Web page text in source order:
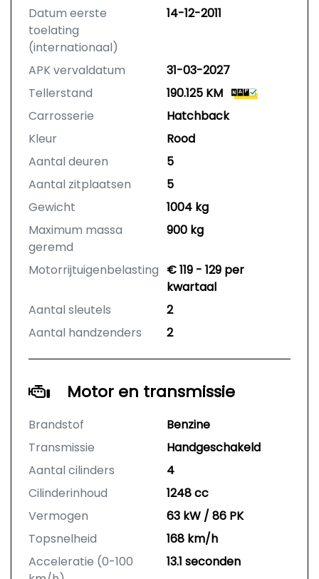
Datum eerste
toelating
(internationaal)
14-12-2011
APK vervaldatum
31-03-2027
Tellerstand
190.125 KM
Carrosserie
Hatchback
Kleur
Rood
Aantal deuren
5
Aantal zitplaatsen
5
Gewicht
1004 kg
Maximum massa
geremd
900 kg
Motorrijtuigenbelasting € 119 - 129 per
kwartaal
Aantal sleutels
2
Aantal handzenders
2
Motor en transmissie
Brandstof
Benzine
Transmissie
Handgeschakeld
Aantal cilinders
4
Cilinderinhoud
1248 cc
Vermogen
63 kW / 86 PK
Topsnelheid
168 km/h
Acceleratie (0-100
13.1 seconden